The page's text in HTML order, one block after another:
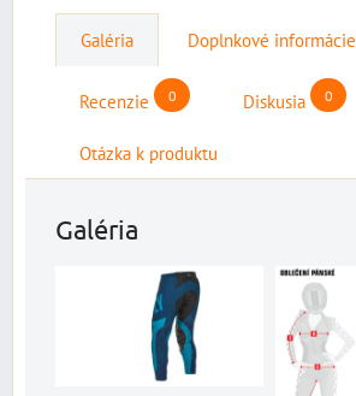
Galéria Doplnkové informácie
Recenzie 0 Diskusia 0
Otázka k produktu
Galéria